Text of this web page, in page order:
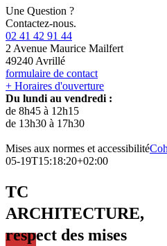
Une Question ?
Contactez-nous.
02 41 42 91 44
2 Avenue Maurice Mailfert
49240 Avrillé
formulaire de contact
+ Horaires d'ouverture
Du lundi au vendredi :
de 8h45 à 12h15
de 13h30 à 17h30
Mises aux normes et accessibilité
05-19T15:18:20+02:00
TC
ARCHITECTURE,
respect des mises